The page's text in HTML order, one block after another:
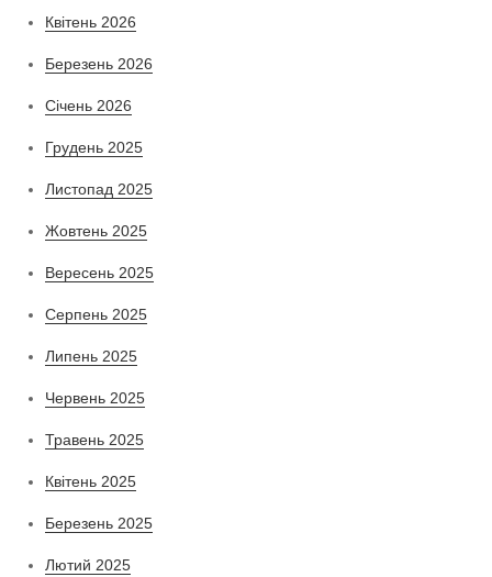
Квітень 2026
Березень 2026
Січень 2026
Грудень 2025
Листопад 2025
Жовтень 2025
Вересень 2025
Серпень 2025
Липень 2025
Червень 2025
Травень 2025
Квітень 2025
Березень 2025
Лютий 2025